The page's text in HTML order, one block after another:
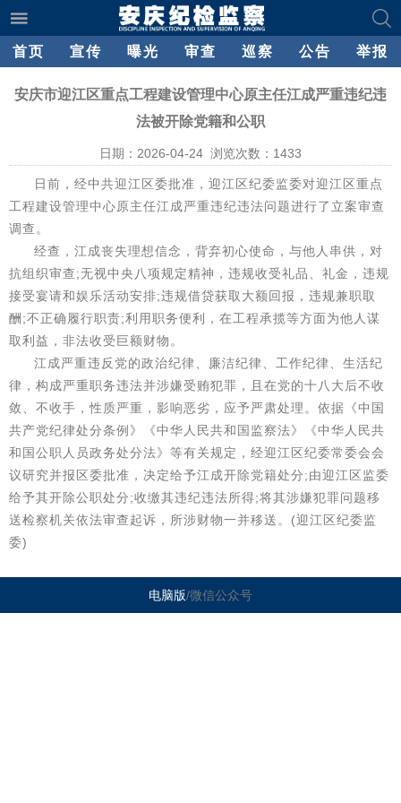
首页 宣传 曝光 审查 巡察 公告 举报
安庆市迎江区重点工程建设管理中心原主任江成严重违纪违
法被开除党籍和公职
日期：2026-04-24 浏览次数： 1433
日前，经中共迎江区委批准，迎江区纪委监委对迎江区重点
工程建设管理中心原主任江成严重违纪违法问题进行了立案审查
调查。
经查，江成丧失理想信念，背弃初心使命，与他人串供，对
抗组织审查;无视中央八项规定精神，违规收受礼品、礼金，违规
接受宴请和娱乐活动安排;违规借贷获取大额回报，违规兼职取
酬;不正确履行职责;利用职务便利，在工程承揽等方面为他人谋
取利益，非法收受巨额财物。
江成严重违反党的政治纪律、廉洁纪律、工作纪律、生活纪
律，构成严重职务违法并涉嫌受贿犯罪，且在党的十八大后不收
敛、不收手，性质严重，影响恶劣，应予严肃处理。依据《中国
共产党纪律处分条例》《中华人民共和国监察法》《中华人民共
和国公职人员政务处分法》等有关规定，经迎江区纪委常委会会
议研究并报区委批准，决定给予江成开除党籍处分;由迎江区监委
给予其开除公职处分;收缴其违纪违法所得;将其涉嫌犯罪问题移
送检察机关依法审查起诉，所涉财物一并移送。(迎江区纪委监
委)
电脑版/微信公众号